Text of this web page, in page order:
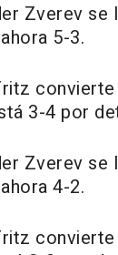
Zverev se
5-3.
3-4 por
Zverev se
4-2.